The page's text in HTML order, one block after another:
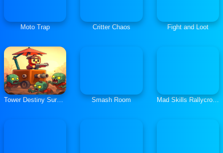
Moto Trap Critter Chaos Fight and Loot
Tower Destiny Survive Smash Room Mad Skills Rallycross